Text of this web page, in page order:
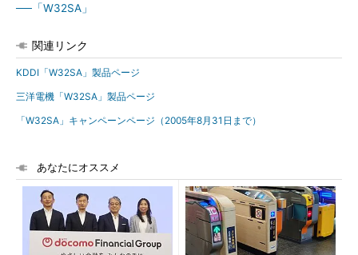
──「W32SA」
関連リンク
KDDI「W32SA」製品ページ
三洋電機「W32SA」製品ページ
「W32SA」キャンペーンページ（2005年8月31日まで）
あなたにオススメ